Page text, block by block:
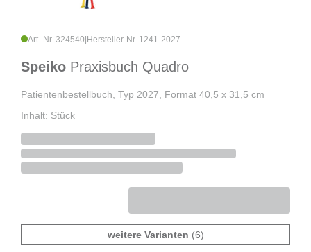
Art.-Nr. 324540 Hersteller-Nr. 1241-2027
Speiko Praxisbuch Quadro
Patientenbestellbuch, Typ 2027, Format 40,5 x 31,5 cm
Inhalt: Stück
weitere Varianten (6)